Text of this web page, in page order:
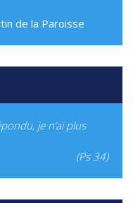
de la Paroisse
je n’ai plus
(Ps 34)